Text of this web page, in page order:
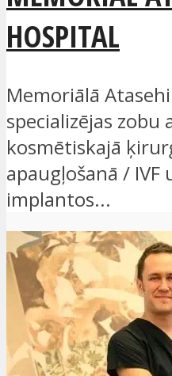
HOSPITAL
Memoriālā
specializējas zobu
kosmētiskajā
apaugļošanā / IVF
implantos...